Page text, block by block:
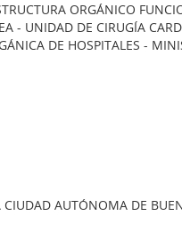
ORGÁNICO
- UNIDAD DE CIRUGÍA
DE HOSPITALES -
CIUDAD AUTÓNOMA DE